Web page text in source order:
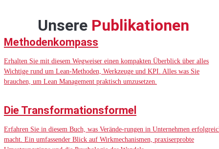
Unsere Publikationen
Methodenkompass
Erhalten Sie mit diesem Wegweiser einen kompakten Überblick über alles
Wichtige rund um Lean-Methoden, Werkzeuge und KPI. Alles was Sie
brauchen, um Lean Management praktisch umzusetzen.
Die Transformationsformel
Erfahren Sie in diesem Buch, was Verände-rungen in Unternehmen
macht. Ein umfassender Blick auf Wirkmechanismen, praxiserprobte